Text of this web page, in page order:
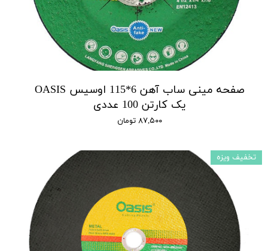
صفحه مینی ساب آهن 6*115 اوسیس OASIS
یک کارتن 100 عددی
۸۷,۵۰۰ تومان
تخفیف ویزه